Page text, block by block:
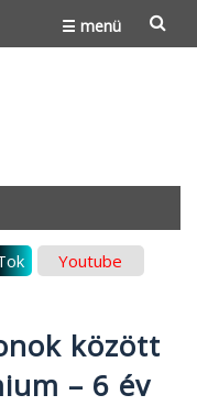
☰ menü
Youtube
között
– 6 év